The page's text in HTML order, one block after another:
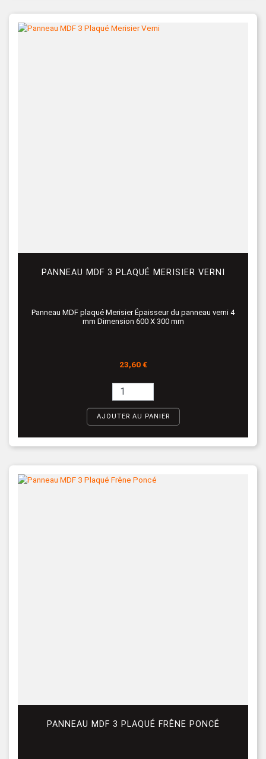
PANNEAU MDF 3 PLAQUÉ MERISIER VERNI
Panneau MDF plaqué Merisier Épaisseur du panneau verni 4
mm Dimension 600 X 300 mm
Prix
23,60 €
AJOUTER AU PANIER
PANNEAU MDF 3 PLAQUÉ FRÊNE PONCÉ